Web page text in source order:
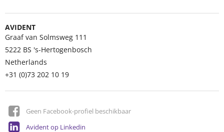
AVIDENT
Graaf van Solmsweg 111
5222 BS 's-Hertogenbosch
Netherlands
+31 (0)73 202 10 19
Geen Facebook-profiel beschikbaar
Avident op Linkedin